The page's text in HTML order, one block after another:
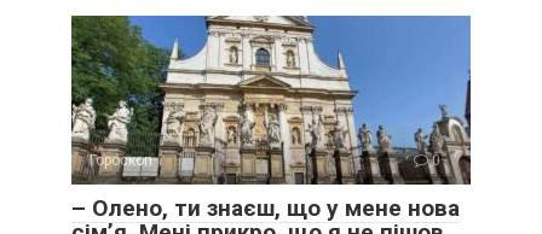
Гороскоп 0
– Олено, ти знаєш, що у мене нова